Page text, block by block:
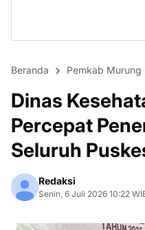
Beranda Pemkab Murung
Dinas
Percepat
Seluruh
Redaksi
Senin, 6 Juli 2026 10:22